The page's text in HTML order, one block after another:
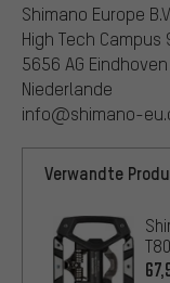
Shimano Europe
High Tech Campus
5656 AG Eindhoven
Niederlande
info@shimano-
Verwandte